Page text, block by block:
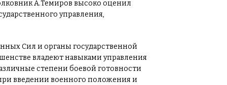
А.Темиров высоко оценил
управления,
Сил и органы государственной
владеют навыками управления
степени боевой готовности
введении военного положения и